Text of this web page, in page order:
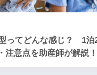
ってどんな感じ？ 1泊
注意点を助産師が解説！